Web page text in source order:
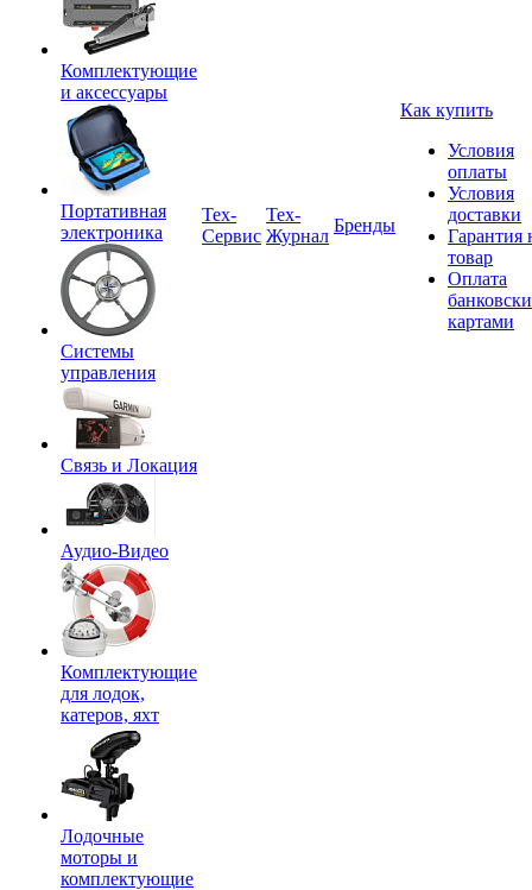
Комплектующие
и аксессуары
Портативная
электроника
Системы
управления
Связь и Локация
Аудио-Видео
Комплектующие
для лодок,
катеров, яхт
Лодочные
моторы и
комплектующие
Tex-
Сервис
Тех-
Журнал
Бренды
Как купить
Условия
оплаты
Условия
доставки
Гарантия
товар
Оплата
картами